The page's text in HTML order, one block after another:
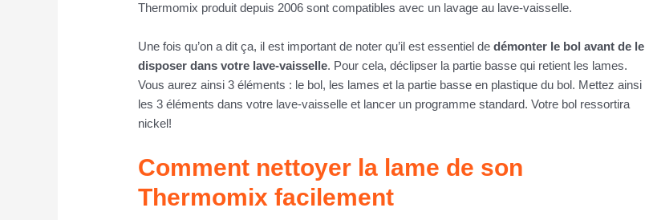
Thermomix produit depuis 2006 sont compatibles avec un lavage au lave-vaisselle.
Une fois qu’on a dit ça, il est important de noter qu’il est essentiel de démonter le bol avant de le
disposer dans votre lave-vaisselle. Pour cela, déclipser la partie basse qui retient les lames.
Vous aurez ainsi 3 éléments : le bol, les lames et la partie basse en plastique du bol. Mettez ainsi
les 3 éléments dans votre lave-vaisselle et lancer un programme standard. Votre bol ressortira
nickel!
Comment nettoyer la lame de son
Thermomix facilement